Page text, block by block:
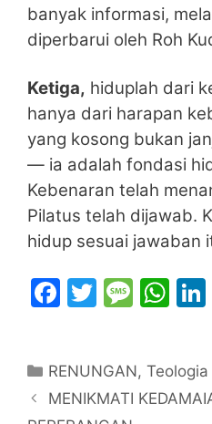
banyak informasi,
diperbarui oleh Roh
Ketiga, hiduplah dari
hanya dari harapan
yang kosong bukan
— ia adalah fondasi
Kebenaran telah
Pilatus telah dijawab.
hidup sesuai jawaban
F
e
b
T
er
M
s
a
W
s
A
e
Categories
RENUNGAN,Teologia
MENIKMATI